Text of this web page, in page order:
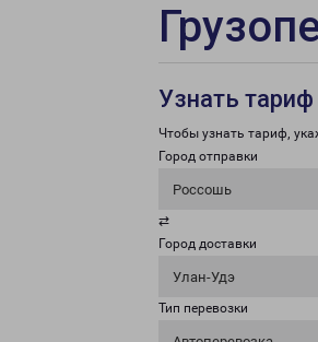
Узнать
Чтобы узнать тариф,
Город отправки
Россошь
⇄
Город доставки
Улан-Удэ
Тип перевозки